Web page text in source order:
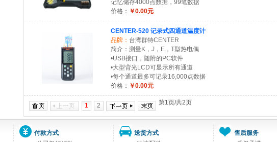
记忆储存4000点数据，99笔数据
价格： ￥0.00元
CENTER-520 记录式四通道温度计
品牌： 台湾群特CENTER
简介：测量K，J，E，T型热电偶
•USB接口，随附的PC软件
•大型背光LCD可显示所有通道
•每个通道最多可记录16,000点数据
价格： ￥0.00元
第1页/共2页
1 2
付款方式
送货方式
售后服务